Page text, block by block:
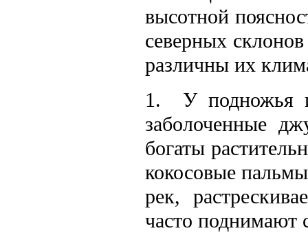
высотной
северных
различны их
1. У подножья и
заболоченные
богаты
кокосовые
рек,
часто поднимают